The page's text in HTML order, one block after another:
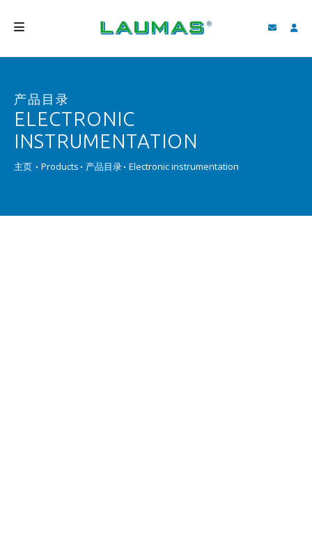
产品
客户支持和下载
产品目录
ELECTRONIC
INSTRUMENTATION
主页 Products 产品目录 Electronic instrumentation